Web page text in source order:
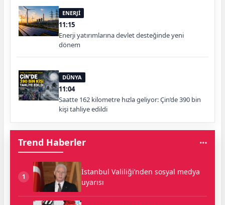
ENERJİ
11:15
Enerji yatırımlarına devlet desteğinde yeni
dönem
DÜNYA
11:04
Saatte 162 kilometre hızla geliyor: Çin’de 390 bin
kişi tahliye edildi
Trend Haberler
1
İstanbul Valiliği’nden sosyal medya
uyarısı